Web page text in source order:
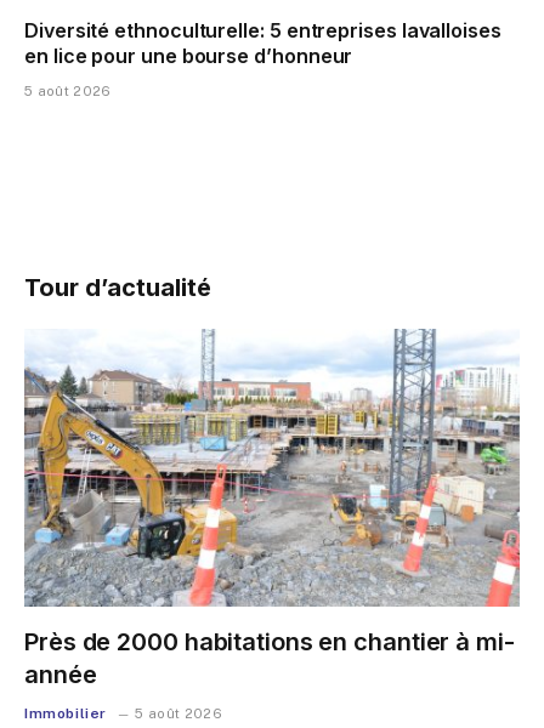
Diversité ethnoculturelle: 5 entreprises lavalloises
en lice pour une bourse d’honneur
5 août 2026
Tour d’actualité
Près de 2000 habitations en chantier à mi-
année
Immobilier 5 août 2026